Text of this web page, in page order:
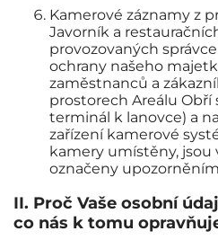
Kamerové záznamy z
Javorník a
provozovaných
ochrany našeho
zaměstnanců a
prostorech Areálu
terminál k lanovce) a
zařízení kamerové
kamery umístěny, jsou
označeny
II. Proč Vaše osobní
co nás k tomu